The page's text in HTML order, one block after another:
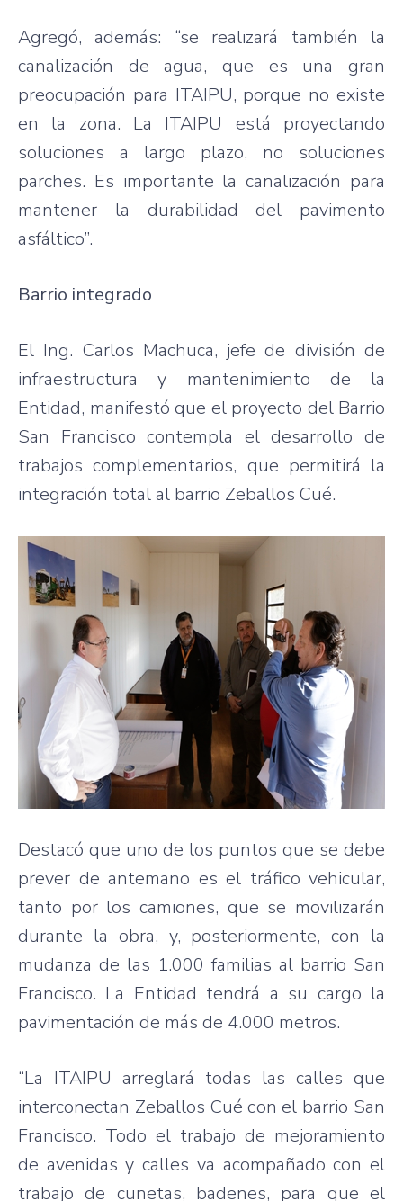
Agregó, además: “se realizará también la
canalización de agua, que es una gran
preocupación para ITAIPU, porque no existe
en la zona. La ITAIPU está proyectando
soluciones a largo plazo, no soluciones
parches. Es importante la canalización para
mantener la durabilidad del pavimento
asfáltico”.
Barrio integrado
El Ing. Carlos Machuca, jefe de división de
infraestructura y mantenimiento de la
Entidad, manifestó que el proyecto del Barrio
San Francisco contempla el desarrollo de
trabajos complementarios, que permitirá la
integración total al barrio Zeballos Cué.
Destacó que uno de los puntos que se debe
prever de antemano es el tráfico vehicular,
tanto por los camiones, que se movilizarán
durante la obra, y, posteriormente, con la
mudanza de las 1.000 familias al barrio San
Francisco. La Entidad tendrá a su cargo la
pavimentación de más de 4.000 metros.
“La ITAIPU arreglará todas las calles que
interconectan Zeballos Cué con el barrio San
Francisco. Todo el trabajo de mejoramiento
de avenidas y calles va acompañado con el
trabajo de cunetas, badenes, para que el